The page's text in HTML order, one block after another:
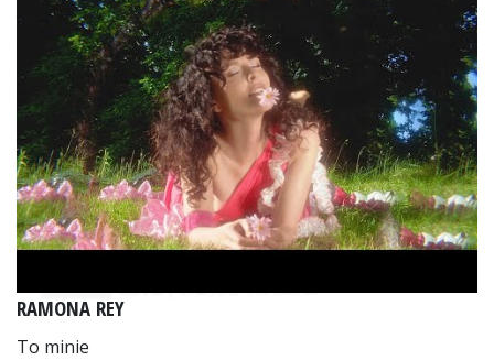
RAMONA REY
To minie